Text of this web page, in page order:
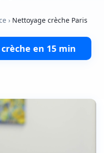
› Nettoyage crèche Paris
en 15 min